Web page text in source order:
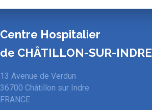
Centre Hospitalier
de CHÂTILLON-SUR-INDRE
13 Avenue de Verdun
36700 Châtillon sur Indre
FRANCE